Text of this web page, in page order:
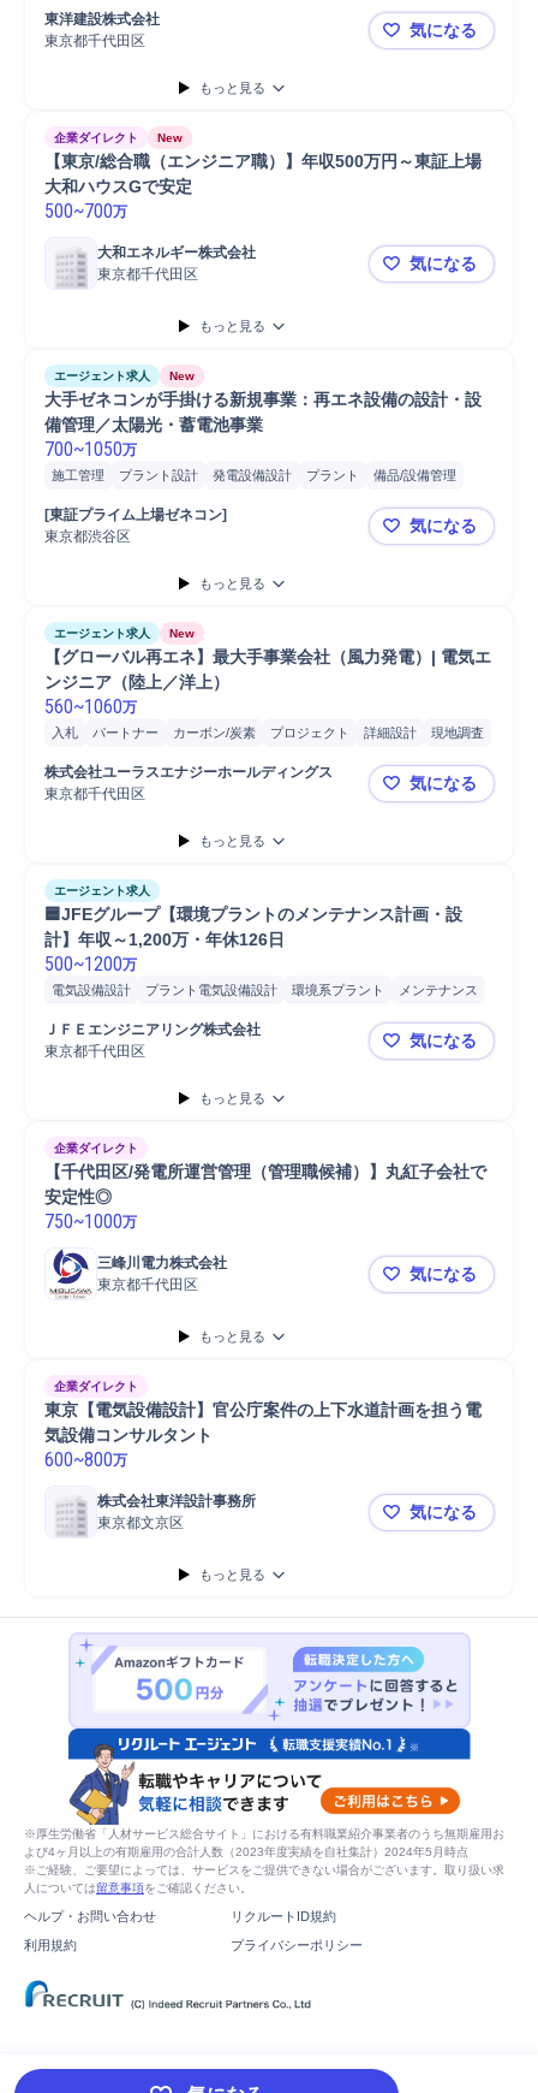
施工管理
ヒアリング
東洋建設株式会社
東京都千代田区
【大成建設
気になる
もっと見る
企業ダイレクト New
【東京/総合職（エンジニア職）】年収500万円～東証上場
大和ハウスGで安定
500~700万
大和エネルギー株式会社
東京都千代田区
【東京/総合
気になる
もっと見る
エージェント求人 New
大手ゼネコンが手掛ける新規事業：再エネ設備の設計・設
備管理／太陽光・蓄電池事業
700~1050万
施工管理 プラント設計 発電設備設計 プラント
備品/設備管理
電気設備設計
電気設備施工管理
設備管理
電気設備
[東証プライム上場ゼネコン]
東京都渋谷区
大手ゼネコ
気になる
もっと見る
エージェント求人 New
【グローバル再エネ】最大手事業会社（風力発電）| 電気エ
ンジニア（陸上／洋上）
560~1060万
入札 パートナー カーボン/炭素 プロジェクト 詳細設計
現地調査
基本設計
コンサルティング業務
スケジュール管理
施工管理
株式会社ユーラスエナジーホールディングス
東京都千代田区
【グローバ
気になる
もっと見る
エージェント求人
🟦JFEグループ【環境プラントのメンテナンス計画・設
計】年収～1,200万・年休126日
500~1200万
電気設備設計 プラント電気設備設計 環境系プラント
メンテナンス
環境/リサイクルプラント
電気設備メンテナンス
設備保守
発電設備
発電設備メンテナンス
焼却処理 プラント
ＪＦＥエンジニアリング株式会社
東京都千代田区
🟦JFEグル
気になる
もっと見る
企業ダイレクト
【千代田区/発電所運営管理（管理職候補）】丸紅子会社で
安定性◎
750~1000万
三峰川電力株式会社
東京都千代田区
【千代田区
気になる
もっと見る
企業ダイレクト
東京【電気設備設計】官公庁案件の上下水道計画を担う電
気設備コンサルタント
600~800万
株式会社東洋設計事務所
東京都文京区
東京【電気
気になる
もっと見る
※厚生労働省「人材サービス総合サイト」における有料職業紹介事業者のうち無期雇用お
よび4ヶ月以上の有期雇用の合計人数（2023年度実績を自社集計）2024年5月時点
※ご経験、ご要望によっては、サービスをご提供できない場合がございます。取り扱い求
人については留意事項をご確認ください。
ヘルプ・お問い合わせ
リクルートID規約
利用規約
プライバシーポリシー